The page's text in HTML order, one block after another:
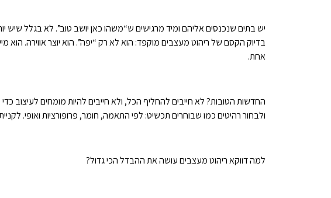
יש בתים שנכנסים אליהם ומיד מרגישים ש“משהו כאן יושב טוב”. לא בגלל
בדיוק הקסם של ריהוט מעצבים מוקפד: הוא לא רק “יפה”. הוא יוצר אווירה. הוא
אחת.
החדשות הטובות? לא חייבים להחליף הכל, ולא חייבים להיות מומחים לעיצוב
ולבחור רהיטים כמו שבוחרים תכשיט: לפי התאמה, חומר, פרופורציות ואופי.
למה דווקא ריהוט מעצבים עושה את ההבדל הכי גדול?